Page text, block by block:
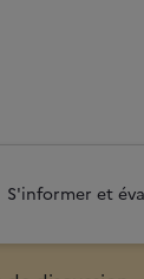
S'informer et